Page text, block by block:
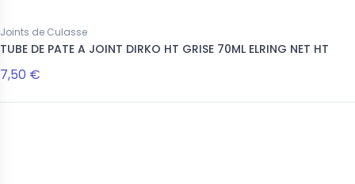
Joints de Culasse
TUBE DE PATE A JOINT DIRKO HT GRISE 70ML ELRING NET HT
7,50 €